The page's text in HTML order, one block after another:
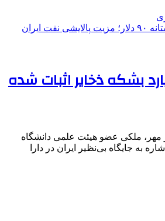
میلیارد بشکه ذخایر اثبات شده
مهر، ملکی عضو هیئت علمی دانشگاه
به جایگاه بی‌نظیر ایران در دارا